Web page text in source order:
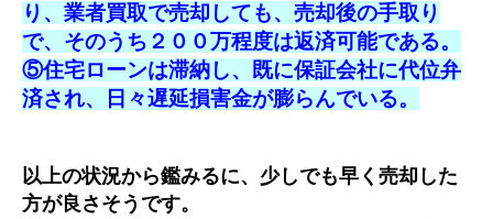
り、業者買取で売却しても、売却後の手取り
で、そのうち２００万程度は返済可能である。
⑤住宅ローンは滞納し、既に保証会社に代位弁
済され、日々遅延損害金が膨らんでいる。
以上の状況から鑑みるに、少しでも早く売却した
方が良さそうです。